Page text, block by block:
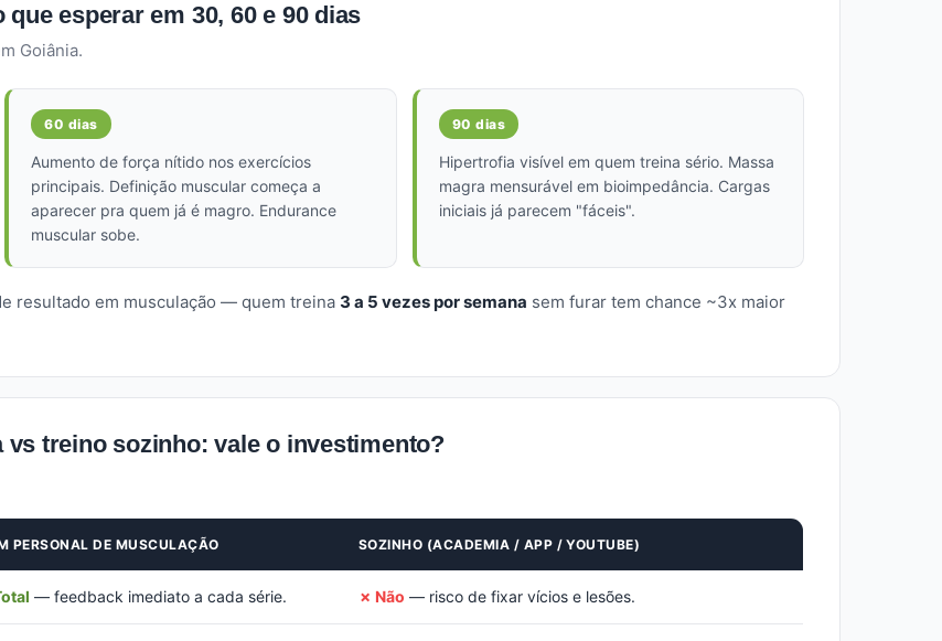
esperar em 30, 60 e 90 dias
Goiânia.
60 dias
Aumento de força nítido nos exercícios
principais. Definição muscular começa a
aparecer pra quem já é magro. Endurance
muscular sobe.
90 dias
Hipertrofia visível em quem treina sério. Massa
magra mensurável em bioimpedância. Cargas
iniciais já parecem "fáceis".
resultado em musculação — quem treina 3 a 5 vezes por semana sem furar tem chance ~3x maior
treino sozinho: vale o investimento?
PERSONAL DE MUSCULAÇÃO SOZINHO (ACADEMIA / APP / YOUTUBE)
— feedback imediato a cada série. ✗ Não — risco de fixar vícios e lesões.